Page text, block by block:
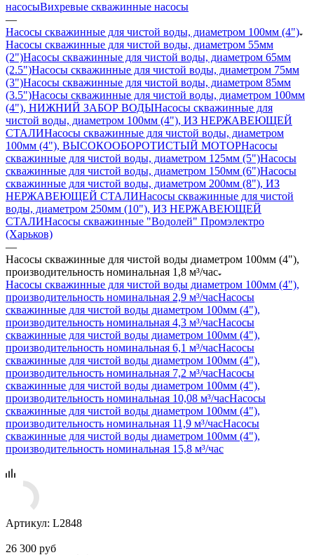
насосыВихревые скважинные насосы
—
Насосы скважинные для чистой воды, диаметром 100мм (4")
Насосы скважинные для чистой воды, диаметром 55мм
(2")Насосы скважинные для чистой воды, диаметром 65мм
(2.5")Насосы скважинные для чистой воды, диаметром 75мм
(3")Насосы скважинные для чистой воды, диаметром 85мм
(3.5")Насосы скважинные для чистой воды, диаметром 100мм
(4"), НИЖНИЙ ЗАБОР ВОДЫНасосы скважинные для
чистой воды, диаметром 100мм (4"), ИЗ НЕРЖАВЕЮЩЕЙ
СТАЛИНасосы скважинные для чистой воды, диаметром
100мм (4"), ВЫСОКООБОРОТИСТЫЙ МОТОРНасосы
скважинные для чистой воды, диаметром 125мм (5")Насосы
скважинные для чистой воды, диаметром 150мм (6")Насосы
скважинные для чистой воды, диаметром 200мм (8"), ИЗ
НЕРЖАВЕЮЩЕЙ СТАЛИНасосы скважинные для чистой
воды, диаметром 250мм (10"), ИЗ НЕРЖАВЕЮЩЕЙ
СТАЛИНасосы скважинные "Водолей" Промэлектро
(Харьков)
—
Насосы скважинные для чистой воды диаметром 100мм (4"),
производительность номинальная 1,8 м³/час
Насосы скважинные для чистой воды диаметром 100мм (4"),
производительность номинальная 2,9 м³/часНасосы
скважинные для чистой воды диаметром 100мм (4"),
производительность номинальная 4,3 м³/часНасосы
скважинные для чистой воды диаметром 100мм (4"),
производительность номинальная 6,1 м³/часНасосы
скважинные для чистой воды диаметром 100мм (4"),
производительность номинальная 7,2 м³/часНасосы
скважинные для чистой воды диаметром 100мм (4"),
производительность номинальная 10,08 м³/часНасосы
скважинные для чистой воды диаметром 100мм (4"),
производительность номинальная 11,9 м³/часНасосы
скважинные для чистой воды диаметром 100мм (4"),
производительность номинальная 15,8 м³/час
Артикул: L2848
26 300 руб